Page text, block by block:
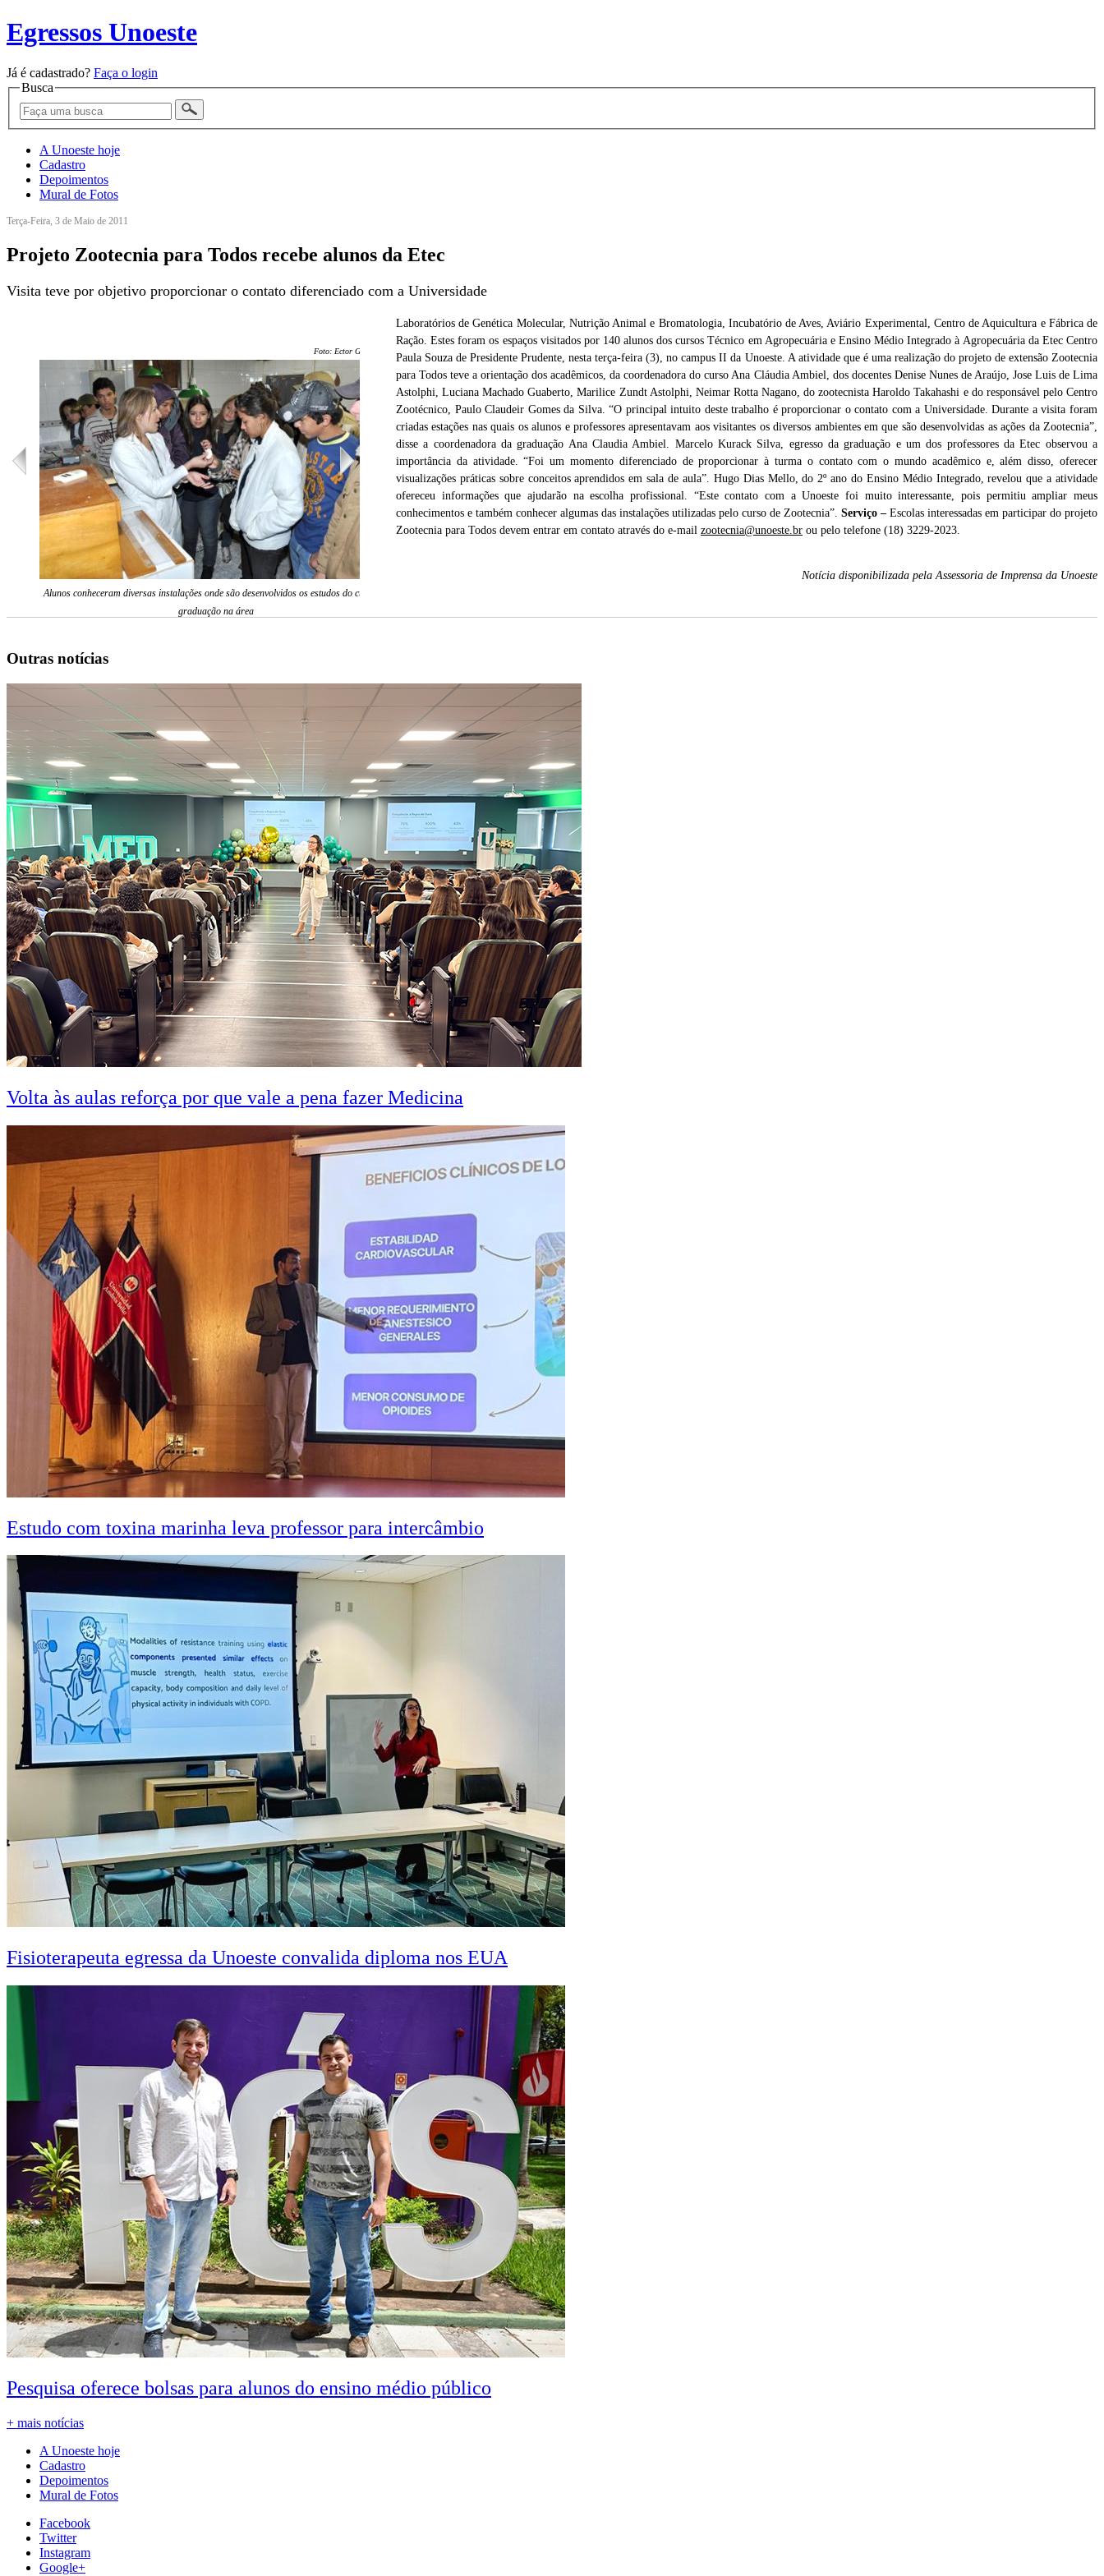
Egressos Unoeste
Já é cadastrado? Faça o login
Busca
A Unoeste hoje
Cadastro
Depoimentos
Mural de Fotos
Terça-Feira, 3 de Maio de 2011
Projeto Zootecnia para Todos recebe alunos da Etec
Visita teve por objetivo proporcionar o contato diferenciado com a Universidade
Foto: Ector Gervasoni
Alunos conheceram diversas instalações onde são desenvolvidos os estudos do curso de
graduação na área
Foto: Ector Gervasoni Foto: Ector Gervasoni
Laboratórios de Genética Molecular, Nutrição Animal e Bromatologia, Incubatório de Aves, Aviário Experimental, Centro de Aquicultura e Fábrica de
Ração. Estes foram os espaços visitados por 140 alunos dos cursos Técnico em Agropecuária e Ensino Médio Integrado à Agropecuária da Etec Centro
Paula Souza de Presidente Prudente, nesta terça-feira (3), no campus II da Unoeste. A atividade que é uma realização do projeto de extensão Zootecnia
para Todos teve a orientação dos acadêmicos, da coordenadora do curso Ana Cláudia Ambiel, dos docentes Denise Nunes de Araújo, Jose Luis de Lima
Astolphi, Luciana Machado Guaberto, Marilice Zundt Astolphi, Neimar Rotta Nagano, do zootecnista Haroldo Takahashi e do responsável pelo Centro
Zootécnico, Paulo Claudeir Gomes da Silva. “O principal intuito deste trabalho é proporcionar o contato com a Universidade. Durante a visita foram
criadas estações nas quais os alunos e professores apresentavam aos visitantes os diversos ambientes em que são desenvolvidas as ações da Zootecnia”,
disse a coordenadora da graduação Ana Claudia Ambiel. Marcelo Kurack Silva, egresso da graduação e um dos professores da Etec observou a
importância da atividade. “Foi um momento diferenciado de proporcionar à turma o contato com o mundo acadêmico e, além disso, oferecer
visualizações práticas sobre conceitos aprendidos em sala de aula”. Hugo Dias Mello, do 2º ano do Ensino Médio Integrado, revelou que a atividade
ofereceu informações que ajudarão na escolha profissional. “Este contato com a Unoeste foi muito interessante, pois permitiu ampliar meus
conhecimentos e também conhecer algumas das instalações utilizadas pelo curso de Zootecnia”. Serviço – Escolas interessadas em participar do projeto
Zootecnia para Todos devem entrar em contato através do e-mail zootecnia@unoeste.br ou pelo telefone (18) 3229-2023.
Notícia disponibilizada pela Assessoria de Imprensa da Unoeste
Outras notícias
Volta às aulas reforça por que vale a pena fazer Medicina
Estudo com toxina marinha leva professor para intercâmbio
Fisioterapeuta egressa da Unoeste convalida diploma nos EUA
Pesquisa oferece bolsas para alunos do ensino médio público
+ mais notícias
A Unoeste hoje
Cadastro
Depoimentos
Mural de Fotos
Facebook
Twitter
Instagram
Google+